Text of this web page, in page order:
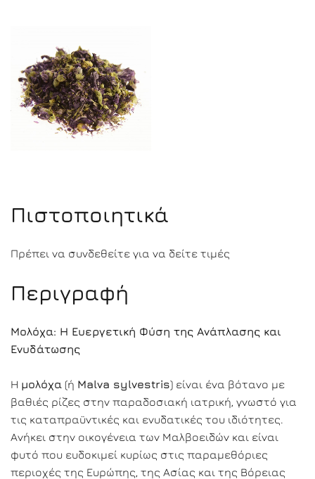
Πιστοποιητικά
Πρέπει να συνδεθείτε για να δείτε τιμές
Περιγραφή
Μολόχα: Η Ευεργετική Φύση της Ανάπλασης και
Ενυδάτωσης
Η μολόχα (ή Malva sylvestris) είναι ένα βότανο με
βαθιές ρίζες στην παραδοσιακή ιατρική, γνωστό για
τις καταπραϋντικές και ενυδατικές του ιδιότητες.
Ανήκει στην οικογένεια των Μαλβοειδών και είναι
φυτό που ευδοκιμεί κυρίως στις παραμεθόριες
περιοχές της Ευρώπης, της Ασίας και της Βόρειας